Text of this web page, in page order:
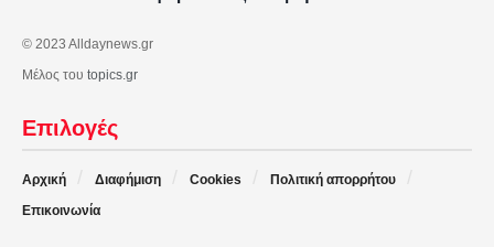
© 2023 Alldaynews.gr
Μέλος του topics.gr
Επιλογές
Αρχική Διαφήμιση Cookies
Πολιτική απορρήτου
Επικοινωνία